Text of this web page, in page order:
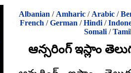
Albanian / Amharic / Arabic /
French /German /Hindi /
Somali/
ఆన్సరింగ్ ఇస్లాం